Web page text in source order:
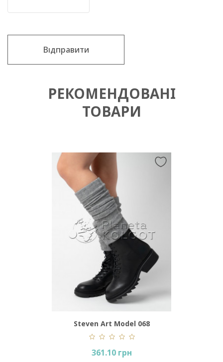
Відправити
РЕКОМЕНДОВАНІ
ТОВАРИ
Steven Art Model 068
361.10 грн